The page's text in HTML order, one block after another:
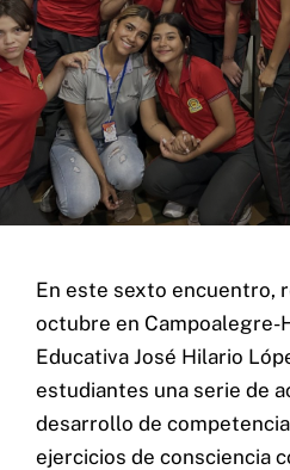
En este sexto encuentro,
octubre en Campoalegre-
Educativa José Hilario
estudiantes una serie de
desarrollo de
ejercicios de consciencia
Home